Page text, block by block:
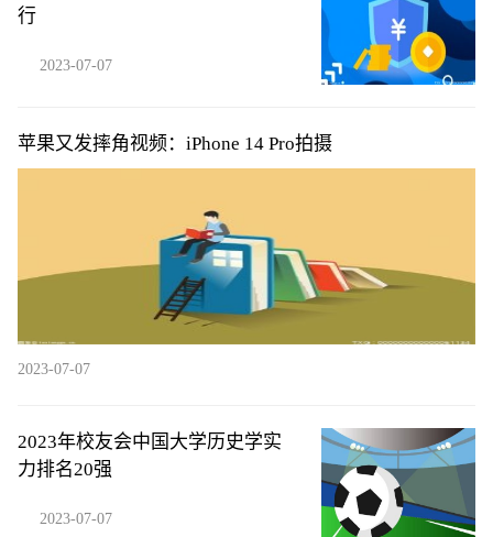
行
2023-07-07
苹果又发摔角视频：iPhone 14 Pro拍摄
2023-07-07
2023年校友会中国大学历史学实
力排名20强
2023-07-07